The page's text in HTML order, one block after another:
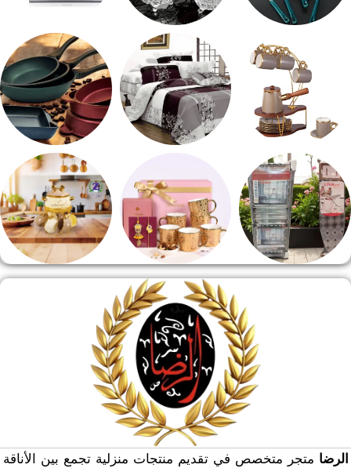
طقم خشاف ادوات كهربائية
طقم قهوه وشاي مقلايه وطاجن
هدايا وسيلفر
الرضا متجر متخصص في تقديم منتجات منزلية تجمع بين الأناقة